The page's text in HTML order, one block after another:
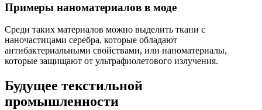
Примеры наноматериалов в моде
Среди таких материалов можно выделить ткани с
наночастицами серебра, которые обладают
антибактериальными свойствами, или наноматериалы,
которые защищают от ультрафиолетового излучения.
Будущее текстильной
промышленности